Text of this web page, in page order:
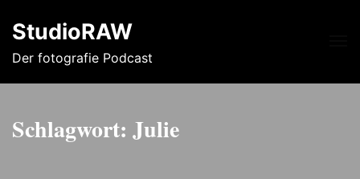
StudioRAW
Der fotografie Podcast
Schlagwort: Julie